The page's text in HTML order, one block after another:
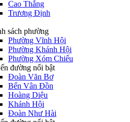
Cao Thắng
Trương Định
sách phường
Phường Vĩnh Hội
Phường Khánh Hội
Phường Xóm Chiếu
đường nổi bật
Đoàn Văn Bơ
Bến Vân Đồn
Hoàng Diệu
Khánh Hội
Đoàn Như Hài